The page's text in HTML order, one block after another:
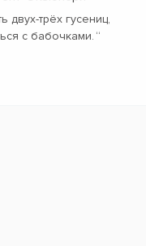
двух-трёх гусениц,
с бабочками. “